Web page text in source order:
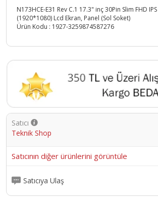
N173HCE-E31 Rev C.1 17.3" inç 30Pin Slim FHD
(1920*1080) Lcd Ekran, Panel (Sol Soket)
Ürün Kodu : 1927-3259874587276
Satıcı
Teknik Shop
Satıcının diğer ürünlerini görüntüle
Satıcıya Ulaş